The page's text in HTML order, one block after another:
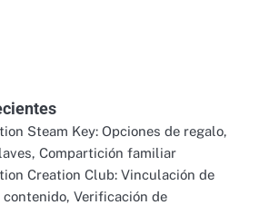
Steam Key: Opciones de regalo,
Compartición familiar
Creation Club: Vinculación de
Verificación de